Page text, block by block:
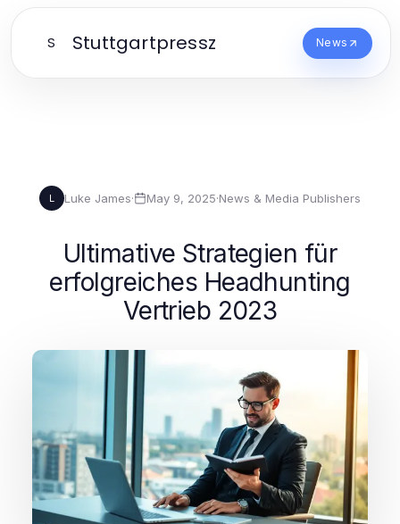
S Stuttgartpressz News
L Luke James· May 9, 2025·News & Media Publishers
Ultimative Strategien für
erfolgreiches Headhunting
Vertrieb 2023